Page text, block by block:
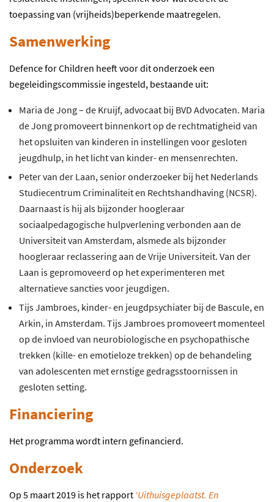
toepassing van (vrijheids)beperkende maatregelen.
Samenwerking
Defence for Children heeft voor dit onderzoek een
begeleidingscommissie ingesteld, bestaande uit:
Maria de Jong – de Kruijf, advocaat bij BVD Advocaten. Maria
de Jong promoveert binnenkort op de rechtmatigheid van
het opsluiten van kinderen in instellingen voor gesloten
jeugdhulp, in het licht van kinder- en mensenrechten.
Peter van der Laan, senior onderzoeker bij het Nederlands
Studiecentrum Criminaliteit en Rechtshandhaving (NCSR).
Daarnaast is hij als bijzonder hoogleraar
sociaalpedagogische hulpverlening verbonden aan de
Universiteit van Amsterdam, alsmede als bijzonder
hoogleraar reclassering aan de Vrije Universiteit. Van der
Laan is gepromoveerd op het experimenteren met
alternatieve sancties voor jeugdigen.
Tijs Jambroes, kinder- en jeugdpsychiater bij de Bascule, en
Arkin, in Amsterdam. Tijs Jambroes promoveert momenteel
op de invloed van neurobiologische en psychopathische
trekken (kille- en emotieloze trekken) op de behandeling
van adolescenten met ernstige gedragsstoornissen in
gesloten setting.
Financiering
Het programma wordt intern gefinancierd.
Onderzoek
Op 5 maart 2019 is het rapport ‘Uithuisgeplaatst. En